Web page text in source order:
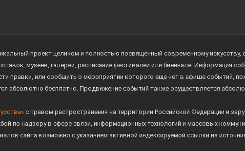
проект целиком и полностью посвященный современному искусству,
музеев, галерей, расписание фестивалей или биеннале. Информация
правки, или сообщить о мероприятии которого еще нет в афише событий,
абсолютно бесплатно. Продвижение событий также осуществляется
с правом распространения на территории Российской Федерации и
по надзору в сфере связи, информационных технологий и массовых
сайта возможно с указанием активной индексируемой ссылки на